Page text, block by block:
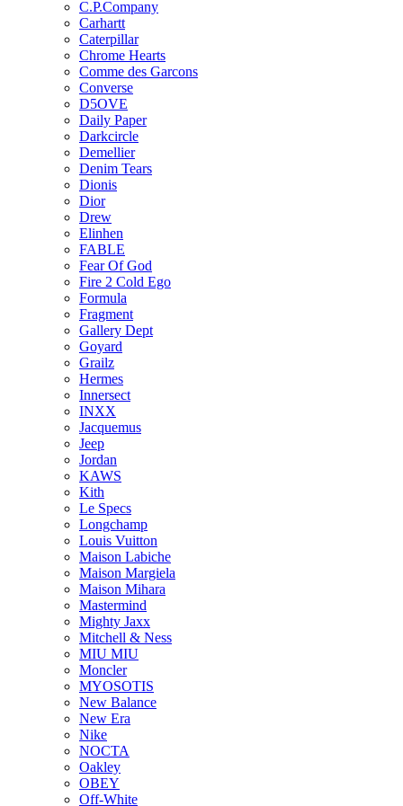
C.P.Company
Carhartt
Caterpillar
Chrome Hearts
Comme des Garcons
Converse
D5OVE
Daily Paper
Darkcircle
Demellier
Denim Tears
Dionis
Dior
Drew
Elinhen
FABLE
Fear Of God
Fire 2 Cold Ego
Formula
Fragment
Gallery Dept
Goyard
Grailz
Hermes
Innersect
INXX
Jacquemus
Jeep
Jordan
KAWS
Kith
Le Specs
Longchamp
Louis Vuitton
Maison Labiche
Maison Margiela
Maison Mihara
Mastermind
Mighty Jaxx
Mitchell & Ness
MIU MIU
Moncler
MYOSOTIS
New Balance
New Era
Nike
NOCTA
Oakley
OBEY
Off-White